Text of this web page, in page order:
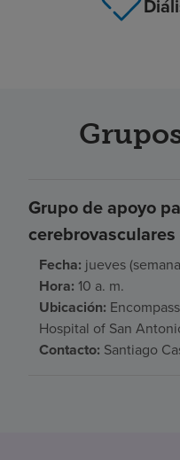
Grupo de apoyo
Fecha: jueves
Hora: 10 a. m.
Ubicación:
Hospital of San
Contacto: Santiago